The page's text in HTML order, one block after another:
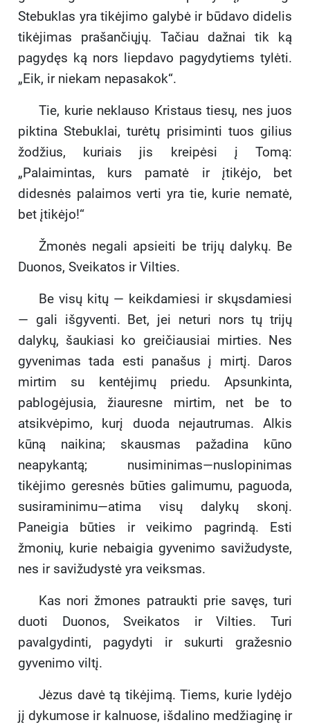
Stebuklas yra tikėjimo galybė ir būdavo didelis
tikėjimas prašančiųjų. Tačiau dažnai tik ką
pagydęs ką nors liepdavo pagydytiems tylėti.
„Eik, ir niekam nepasakok“.
Tie, kurie neklauso Kristaus tiesų, nes juos
piktina Stebuklai, turėtų prisiminti tuos gilius
žodžius, kuriais jis kreipėsi į Tomą:
„Palaimintas, kurs pamatė ir įtikėjo, bet
didesnės palaimos verti yra tie, kurie nematė,
bet įtikėjo!“
Žmonės negali apsieiti be trijų dalykų. Be
Duonos, Sveikatos ir Vilties.
Be visų kitų — keikdamiesi ir skųsdamiesi
— gali išgyventi. Bet, jei neturi nors tų trijų
dalykų, šaukiasi ko greičiausiai mirties. Nes
gyvenimas tada esti panašus į mirtį. Daros
mirtim su kentėjimų priedu. Apsunkinta,
pablogėjusia, žiauresne mirtim, net be to
atsikvėpimo, kurį duoda nejautrumas. Alkis
kūną naikina; skausmas pažadina kūno
neapykantą; nusiminimas—nuslopinimas
tikėjimo geresnės būties galimumu, paguoda,
susiraminimu—atima visų dalykų skonį.
Paneigia būties ir veikimo pagrindą. Esti
žmonių, kurie nebaigia gyvenimo savižudyste,
nes ir savižudystė yra veiksmas.
Kas nori žmones patraukti prie savęs, turi
duoti Duonos, Sveikatos ir Vilties. Turi
pavalgydinti, pagydyti ir sukurti gražesnio
gyvenimo viltį.
Jėzus davė tą tikėjimą. Tiems, kurie lydėjo
jį dykumose ir kalnuose, išdalino medžiaginę ir